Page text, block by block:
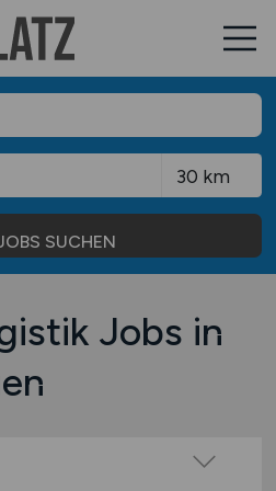
SUCHEN
Jobs in